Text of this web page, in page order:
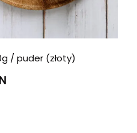
/ puder (złoty)